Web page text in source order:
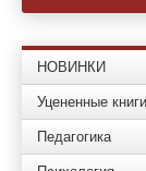
НОВИНКИ
Уцененные книги
Педагогика